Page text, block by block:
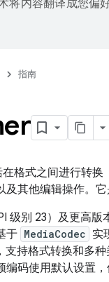
将内容翻译成您偏
指南
格式之间进行转
及其他编辑操作。它
级别 23）及更高
于 MediaCodec 实
持格式转换和多
码使用默认设置